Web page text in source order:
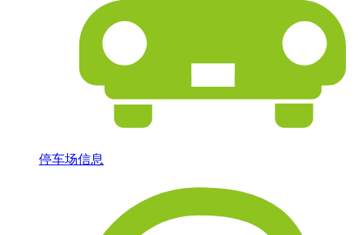
停车场信息